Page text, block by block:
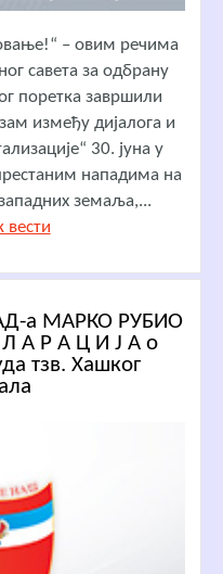
– овим речима
савета за одбрану
поретка завршили
између дијалога и
30. јуна у
нападима на
земаља,...
вести
а МАРКО РУБИО
А Р А Ц И Ј А о
тзв. Хашког